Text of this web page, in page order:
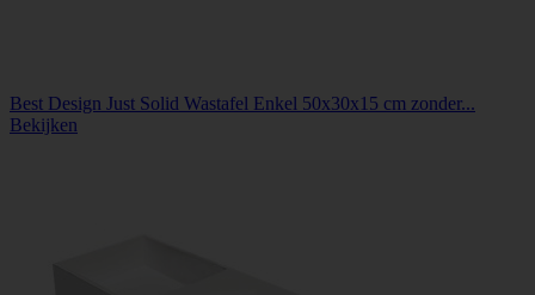
Best Design Just Solid Wastafel Enkel 50x30x15 cm zonder...
Bekijken